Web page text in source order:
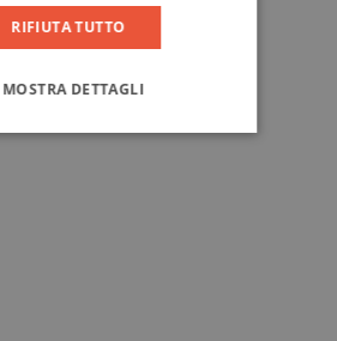
RIFIUTA TUTTO
MOSTRA DETTAGLI